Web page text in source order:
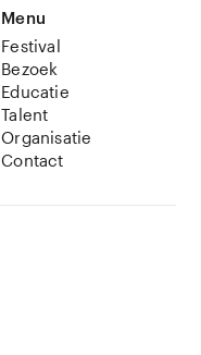
Menu
Festival
Bezoek
Educatie
Talent
Organisatie
Contact